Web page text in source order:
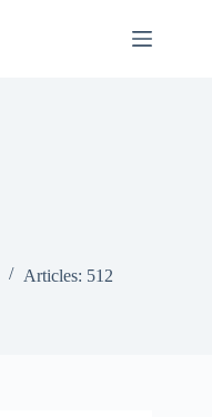
Articles: 512